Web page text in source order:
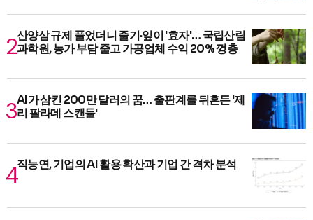
산양삼 규제 풀었더니 줄기·잎이 '효자'… 국립산림
과학원, 농가 부담 줄고 가공업체 수익 20% 껑충
AI가 삼킨 200만 달러의 꿈… 출판계를 뒤흔든 '제
리 팔라데 스캔들'
직능연, 기업의 AI 활용 확산과 기업 간 격차 분석